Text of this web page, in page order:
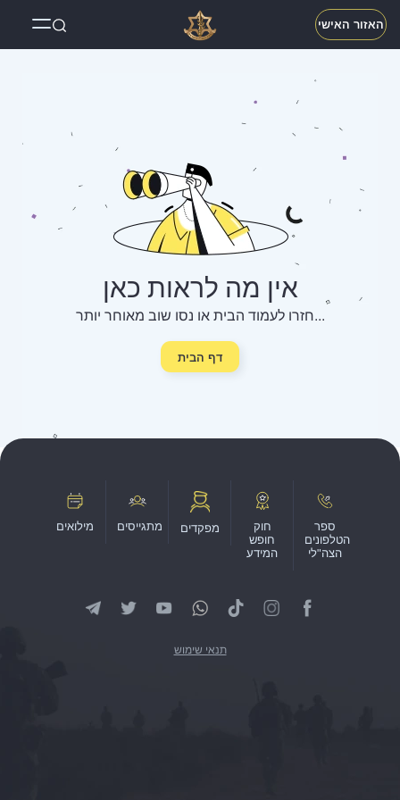
האזור האישי
אין מה לראות כאן
חזרו לעמוד הבית או נסו שוב מאוחר יותר...
דף הבית
מילואים מתגייסים מפקדים
חוק
חופש
המידע
ספר
הטלפונים
הצה"לי
תנאי שימוש